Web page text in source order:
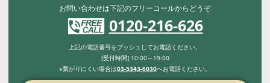
お問い合わせは下記のフリーコールからどうぞ
0120-216-626
上記の電話番号をプッシュしてお電話ください。
[受付時間] 10:00～19:00
※繋がりにくい場合は03-5343-6030へお電話ください。